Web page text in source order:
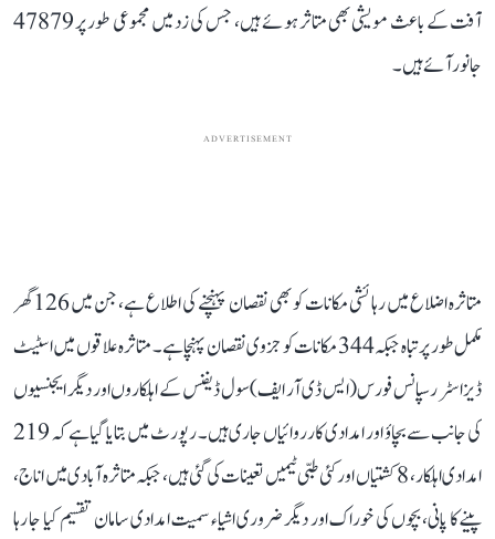
آفت کے باعث مویشی بھی متاثر ہوئے ہیں، جس کی زد میں مجموعی طور پر 47879
جانور آئے ہیں۔
ADVERTISEMENT
متاثرہ اضلاع میں رہائشی مکانات کو بھی نقصان پہنچنے کی اطلاع ہے، جن میں 126 گھر
مکمل طور پر تباہ جبکہ 344 مکانات کو جزوی نقصان پہنچا ہے۔ متاثرہ علاقوں میں اسٹیٹ
ڈیزاسٹر رسپانس فورس (ایس ڈی آر ایف) سول ڈیفنس کے اہلکاروں اور دیگر ایجنسیوں
کی جانب سے بچاؤ اور امدادی کارروائیاں جاری ہیں۔ رپورٹ میں بتایا گیا ہے کہ 219
امدادی اہلکار، 8 کشتیاں اور کئی طبی ٹیمیں تعینات کی گئی ہیں، جبکہ متاثرہ آبادی میں اناج،
پینے کا پانی، بچوں کی خوراک اور دیگر ضروری اشیاء سمیت امدادی سامان تقسیم کیا جا رہا